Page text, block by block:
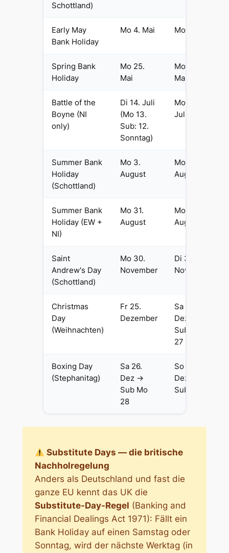
Schottland)
Early May
Bank Holiday
Mo 4. Mai Mo 3. Mai
Spring Bank
Holiday
Mo 25.
Mai
Mo 31.
Mai
Battle of the
Boyne (NI
only)
Di 14. Juli
(Mo 13.
Sub: 12.
Sonntag)
Mo 12.
Juli
Summer Bank
Holiday
(Schottland)
Mo 3.
August
Mo 2.
August
Summer Bank
Holiday (EW +
NI)
Mo 31.
August
Mo 30.
August
Saint
Andrew's Day
(Schottland)
Mo 30.
November
Di 30.
November
Christmas
Day
(Weihnachten)
Fr 25.
Dezember
Sa 25.
Dez →
Sub Mo
27
Boxing Day
(Stephanitag)
Sa 26.
Dez →
Sub Mo
28
So 26.
Dez →
Sub Di 28
Substitute Days — die britische
Nachholregelung
Anders als Deutschland und fast die
ganze EU kennt das UK die
Substitute-Day-Regel (Banking and
Financial Dealings Act 1971): Fällt ein
Bank Holiday auf einen Samstag oder
Sonntag, wird der nächste Werktag (in